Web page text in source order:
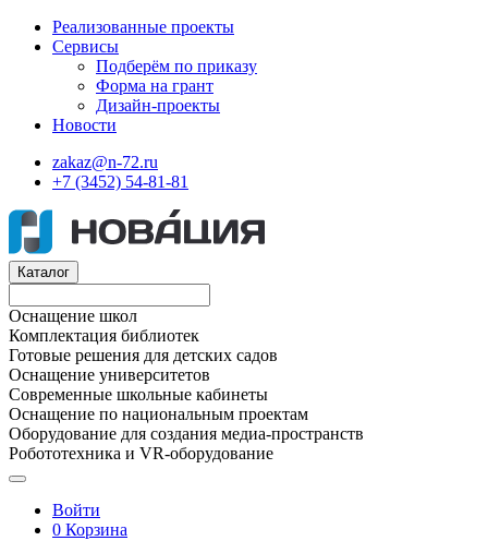
Реализованные проекты
Сервисы
Подберём по приказу
Форма на грант
Дизайн-проекты
Новости
zakaz@n-72.ru
+7 (3452) 54-81-81
Каталог
Оснащение школ
Комплектация библиотек
Готовые решения для детских садов
Оснащение университетов
Современные школьные кабинеты
Оснащение по национальным проектам
Оборудование для создания медиа-пространств
Робототехника и VR-оборудование
Войти
0 Корзина